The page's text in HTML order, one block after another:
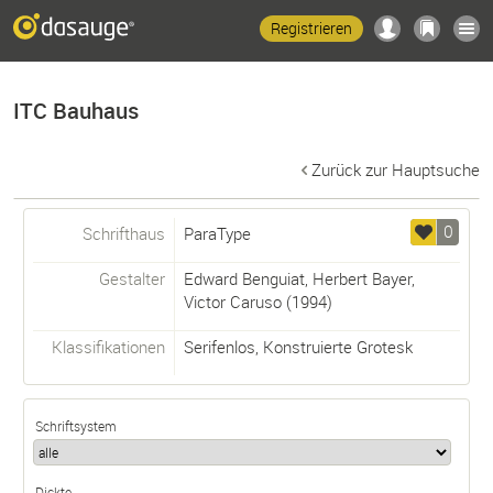
Registrieren
ITC Bauhaus
Zurück zur Hauptsuche
0
Schrifthaus ParaType
Gestalter Edward Benguiat, Herbert Bayer,
Victor Caruso(1994)
Klassifikationen Serifenlos, Konstruierte Grotesk
Schriftsystem